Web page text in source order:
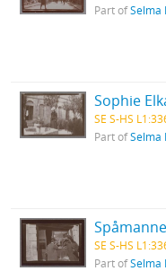
Part ofSelma
SE S-HS
Part ofSelma
SE S-HS
Part ofSelma